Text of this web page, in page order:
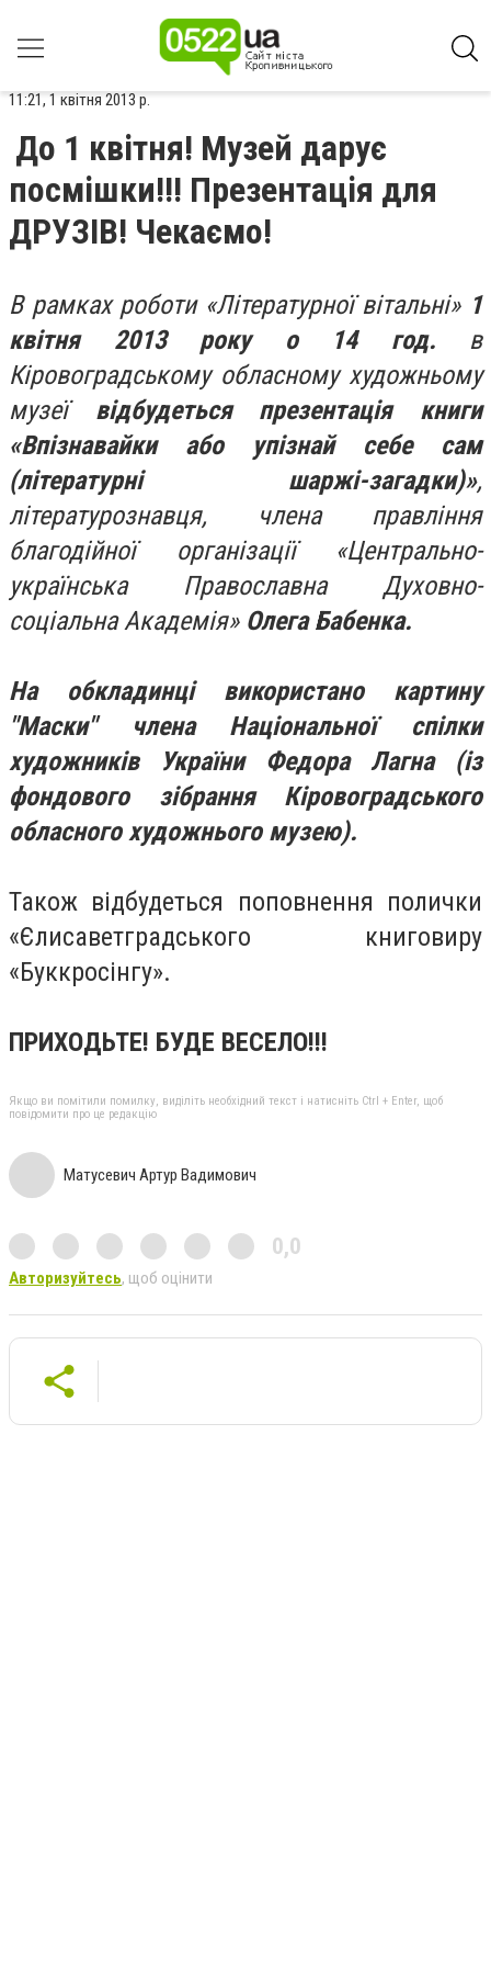
11:21, 1 квітня 2013 р.
До 1 квітня! Музей дарує
посмішки!!! Презентація для
ДРУЗІВ! Чекаємо!
В рамках роботи «Літературної вітальні» 1
квітня 2013 року о 14 год. в
Кіровоградському обласному художньому
музеї відбудеться презентація книги
«Впізнавайки або упізнай себе сам
(літературні шаржі-загадки)»,
літературознавця, члена правління
благодійної організації «Центрально-
українська Православна Духовно-
соціальна Академія» Олега Бабенка.
На обкладинці використано картину
"Маски" члена Національної спілки
художників України Федора Лагна (із
фондового зібрання Кіровоградського
обласного художнього музею).
Також відбудеться поповнення полички
«Єлисаветградського книговиру
«Буккросінгу».
ПРИХОДЬТЕ! БУДЕ ВЕСЕЛО!!!
Якщо ви помітили помилку, виділіть необхідний текст і натисніть Ctrl + Enter, щоб
повідомити про це редакцію
Матусевич Артур Вадимович
0,0
Авторизуйтесь, щоб оцінити